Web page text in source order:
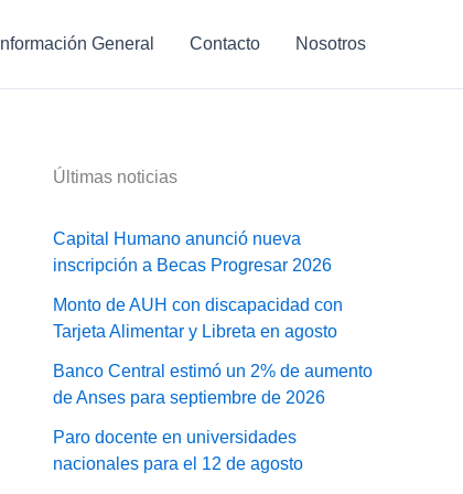
Información General Contacto Nosotros
Últimas noticias
Capital Humano anunció nueva
inscripción a Becas Progresar 2026
Monto de AUH con discapacidad con
Tarjeta Alimentar y Libreta en agosto
Banco Central estimó un 2% de aumento
de Anses para septiembre de 2026
Paro docente en universidades
nacionales para el 12 de agosto